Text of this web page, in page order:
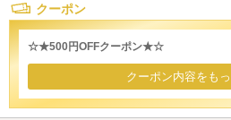
クーポン
☆★500円OFFクーポン★☆
クーポン内容をも